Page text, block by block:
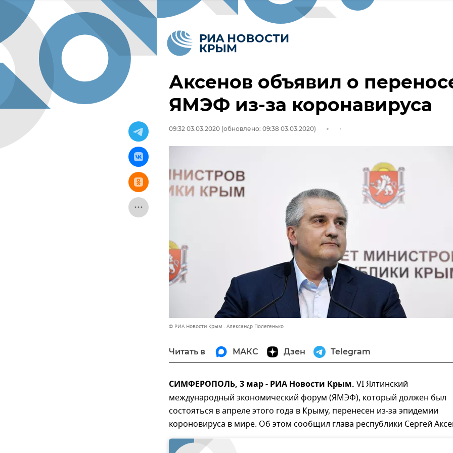
Аксенов объявил о
ЯМЭФ из-за коронавируса
09:32 03.03.2020 (обновлено: 09:38 03.03.2020)
© РИА Новости Крым . Александр Полегенько
Читать в МАКС Дзен Telegram
СИМФЕРОПОЛЬ, 3 мар - РИА Новости Крым. VI Ялтинский
международный экономический форум (ЯМЭФ), который должен был
состояться в апреле этого года в Крыму, перенесен из-за эпидемии
короновируса в мире. Об этом сообщил глава республики Сергей